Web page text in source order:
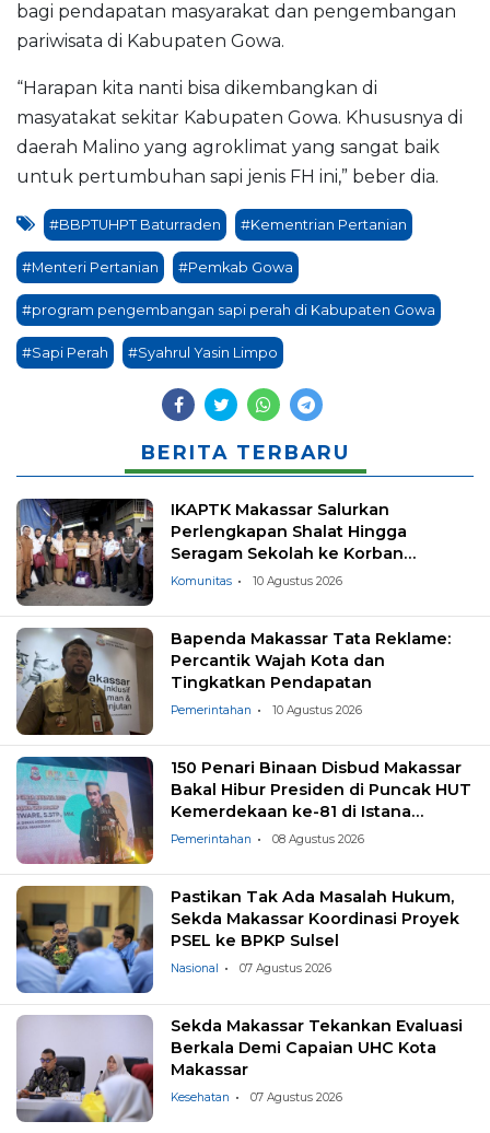
bagi pendapatan masyarakat dan pengembangan
pariwisata di Kabupaten Gowa.
“Harapan kita nanti bisa dikembangkan di
masyatakat sekitar Kabupaten Gowa. Khususnya di
daerah Malino yang agroklimat yang sangat baik
untuk pertumbuhan sapi jenis FH ini,” beber dia.
#BBPTUHPT Baturraden #Kementrian Pertanian
#Menteri Pertanian #Pemkab Gowa
#program pengembangan sapi perah di Kabupaten Gowa
#Sapi Perah #Syahrul Yasin Limpo
BERITA TERBARU
IKAPTK Makassar Salurkan
Perlengkapan Shalat Hingga
Seragam Sekolah ke Korban
Kebakaran Tallo
Komunitas 10 Agustus 2026
Bapenda Makassar Tata Reklame:
Percantik Wajah Kota dan
Tingkatkan Pendapatan
Pemerintahan 10 Agustus 2026
150 Penari Binaan Disbud Makassar
Bakal Hibur Presiden di Puncak HUT
Kemerdekaan ke-81 di Istana
Negara
Pemerintahan 08 Agustus 2026
Pastikan Tak Ada Masalah Hukum,
Sekda Makassar Koordinasi Proyek
PSEL ke BPKP Sulsel
Nasional 07 Agustus 2026
Sekda Makassar Tekankan Evaluasi
Berkala Demi Capaian UHC Kota
Makassar
Kesehatan 07 Agustus 2026